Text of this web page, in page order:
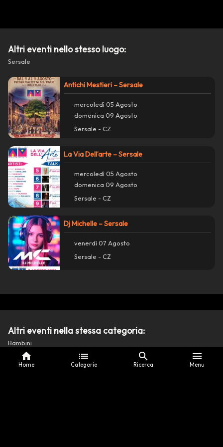
Copia collegamento
Altri eventi nello stesso luogo:
Sersale
Antichi Mestieri – Sersale
mercoledì 05 Agosto
domenica 09 Agosto
Sersale - CZ
La Via Dell’arte – Sersale
mercoledì 05 Agosto
domenica 09 Agosto
Sersale - CZ
Dj Michelle – Sersale
venerdì 07 Agosto
Sersale - CZ
Altri eventi nella stessa categoria:
Bambini
Pompieropoli – Serrastretta
home
Home
list
Categorie
search
Ricerca
menu
Menu